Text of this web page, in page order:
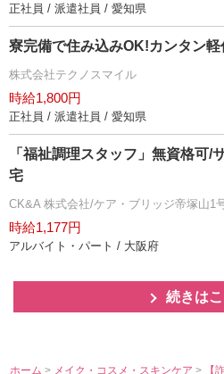
正社員 / 派遣社員 / 愛知県
寮完備で住み込みOK!カンタン
株式会社テクノスマイル
時給1,800円
正社員 / 派遣社員 / 愛知県
「福祉調理スタッフ」無資格可/
宅
CK&A 株式会社/ケア・ブリッジ帝塚山1
時給1,177円
アルバイト・パート / 大阪府
続きは
ホーム > メイク・コスメ・スキンケア> 【